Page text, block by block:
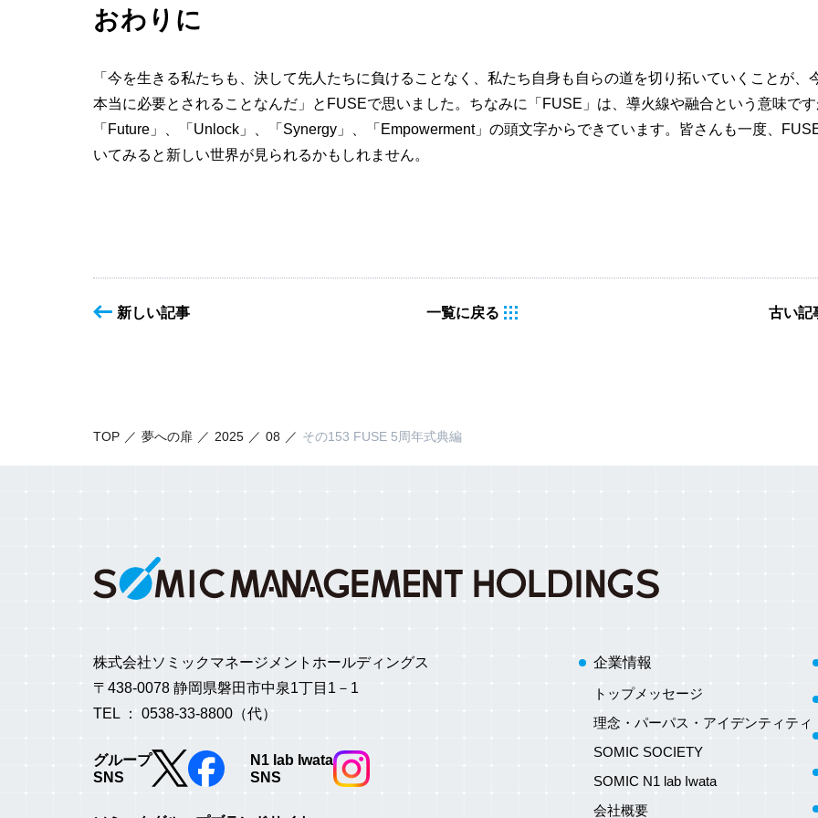
おわりに
「今を生きる私たちも、決して先人たちに負けることなく、私たち自身も自らの道を切り拓いていくことが、
本当に必要とされることなんだ」とFUSEで思いました。ちなみに「FUSE」は、導火線や融合という意味です
「Future」、「Unlock」、「Synergy」、「Empowerment」の頭文字からできています。皆さんも一度、
いてみると新しい世界が見られるかもしれません。
新しい記事 一覧に戻る 古い記
TOP 夢への扉 2025 08 その153 FUSE 5周年式典編
株式会社ソミックマネージメントホールディングス
〒438-0078 静岡県磐田市中泉1丁目1－1
TEL ： 0538-33-8800（代）
グループ
SNS
N1 lab Iwata
SNS
企業情報
トップメッセージ
理念・パーパス・アイデンティティ
SOMIC SOCIETY
SOMIC N1 lab Iwata
会社概要